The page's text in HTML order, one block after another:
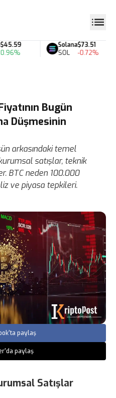
0.96%
Solana
SOL
$73.51
-0.72%
Bugün
Düşmesinin
arkasındaki temel
satışlar, teknik
BTC neden 100.000
ve piyasa tepkileri.
paylaş
paylaş
Satışlar